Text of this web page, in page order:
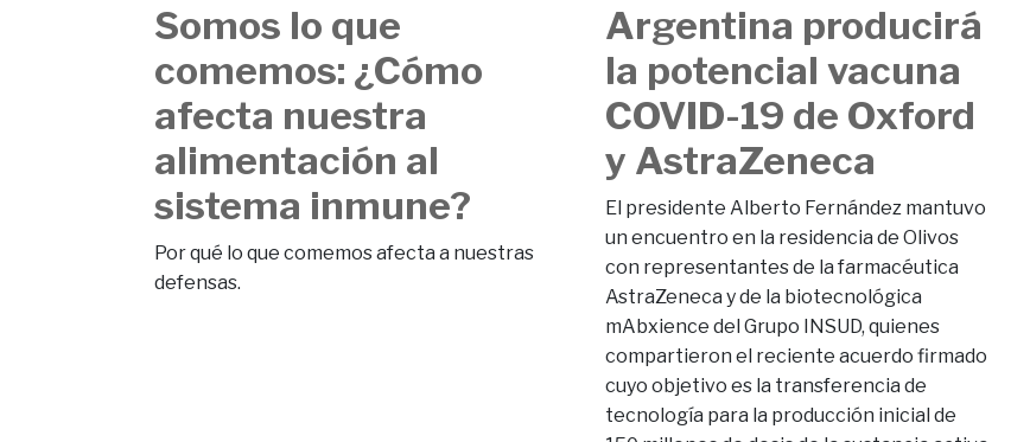
Somos lo que
comemos: ¿Cómo
afecta nuestra
alimentación al
sistema inmune?
Por qué lo que comemos afecta a nuestras
defensas.
Argentina producirá
la potencial vacuna
COVID-19 de Oxford
y AstraZeneca
El presidente Alberto Fernández mantuvo
un encuentro en la residencia de Olivos
con representantes de la farmacéutica
AstraZeneca y de la biotecnológica
mAbxience del Grupo INSUD, quienes
compartieron el reciente acuerdo firmado
cuyo objetivo es la transferencia de
tecnología para la producción inicial de